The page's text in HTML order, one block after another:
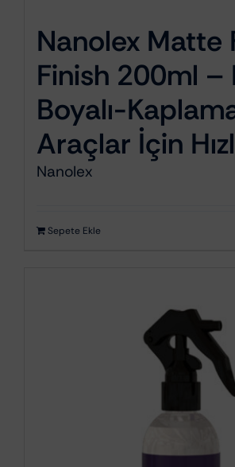
Nanolex Matte
Finish 200ml –
Boyalı-
Araçlar İçin
Nanolex
Sepete Ekle